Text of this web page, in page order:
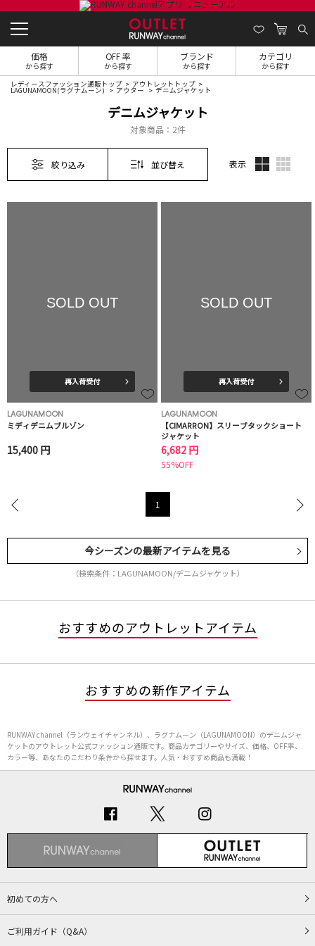
価格
から探す
OFF 率
から探す
ブランド
から探す
カテゴリ
から探す
レディースファッション通販トップ アウトレットトップ
LAGUNAMOON(ラグナムーン) アウター デニムジャケット
デニムジャケット
対象商品： 2件
絞り込み 並び替え 表示
SOLD OUT
再入荷受付
LAGUNAMOON
ミディデニムブルゾン
15,400 円
SOLD OUT
再入荷受付
LAGUNAMOON
【CIMARRON】スリーブタックショート
ジャケット
6,682 円
55%OFF
1
今シーズンの最新アイテムを見る
（検索条件：LAGUNAMOON/デニムジャケット）
おすすめのアウトレットアイテム
おすすめの新作アイテム
RUNWAY channel（ランウェイチャンネル）、ラグナムーン（LAGUNAMOON）のデニムジャ
ケットのアウトレット公式ファッション通販です。商品カテゴリーやサイズ、価格、OFF率、
カラー等、あなたのこだわり条件から探せます。人気・おすすめ商品も満載！
初めての方へ
ご利用ガイド（Q&A）